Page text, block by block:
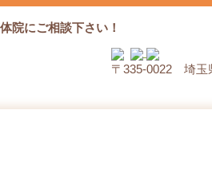
院にご相談下さい！
〒335‐0022 埼玉